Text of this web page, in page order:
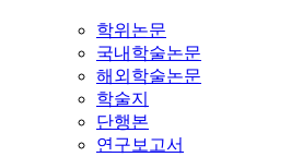
학위논문
국내학술논문
해외학술논문
학술지
단행본
연구보고서